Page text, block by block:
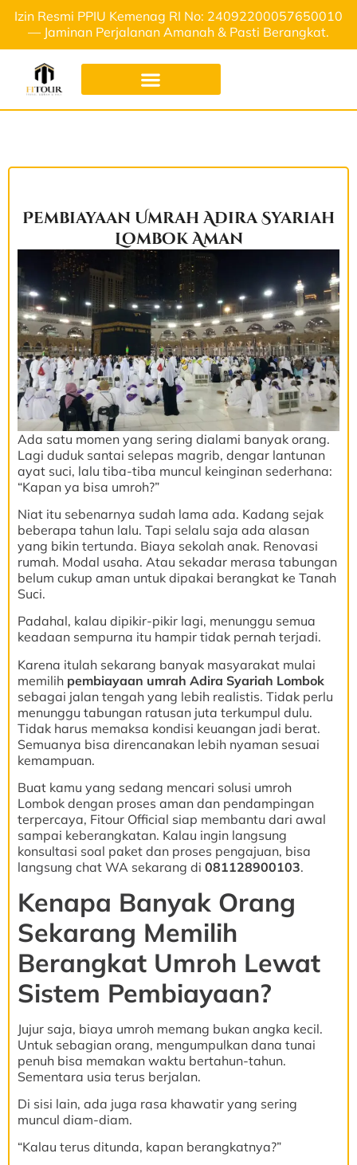
Izin Resmi PPIU Kemenag RI No: 24092200057650010
— Jaminan Perjalanan Amanah & Pasti Berangkat.
Pembiayaan Umrah Adira Syariah
Lombok Aman
Ada satu momen yang sering dialami banyak orang.
Lagi duduk santai selepas magrib, dengar lantunan
ayat suci, lalu tiba-tiba muncul keinginan sederhana:
“Kapan ya bisa umroh?”
Niat itu sebenarnya sudah lama ada. Kadang sejak
beberapa tahun lalu. Tapi selalu saja ada alasan
yang bikin tertunda. Biaya sekolah anak. Renovasi
rumah. Modal usaha. Atau sekadar merasa tabungan
belum cukup aman untuk dipakai berangkat ke Tanah
Suci.
Padahal, kalau dipikir-pikir lagi, menunggu semua
keadaan sempurna itu hampir tidak pernah terjadi.
Karena itulah sekarang banyak masyarakat mulai
memilih pembiayaan umrah Adira Syariah Lombok
sebagai jalan tengah yang lebih realistis. Tidak perlu
menunggu tabungan ratusan juta terkumpul dulu.
Tidak harus memaksa kondisi keuangan jadi berat.
Semuanya bisa direncanakan lebih nyaman sesuai
kemampuan.
Buat kamu yang sedang mencari solusi umroh
Lombok dengan proses aman dan pendampingan
terpercaya, Fitour Official siap membantu dari awal
sampai keberangkatan. Kalau ingin langsung
konsultasi soal paket dan proses pengajuan, bisa
langsung chat WA sekarang di 081128900103.
Kenapa Banyak Orang
Sekarang Memilih
Berangkat Umroh Lewat
Sistem Pembiayaan?
Jujur saja, biaya umroh memang bukan angka kecil.
Untuk sebagian orang, mengumpulkan dana tunai
penuh bisa memakan waktu bertahun-tahun.
Sementara usia terus berjalan.
Di sisi lain, ada juga rasa khawatir yang sering
muncul diam-diam.
“Kalau terus ditunda, kapan berangkatnya?”